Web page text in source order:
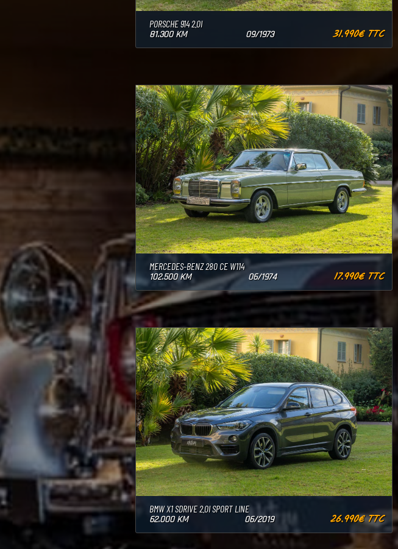
PORSCHE 914 2.0I
31.990€ TTC
81.300 KM 09/1973
MERCEDES-BENZ 280 CE W114
17.990€ TTC
102.500 KM 06/1974
BMW X1 SDRIVE 2.0I SPORT LINE
26.990€ TTC
62.000 KM 06/2019